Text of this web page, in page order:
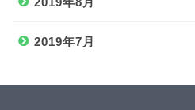
2019年7月